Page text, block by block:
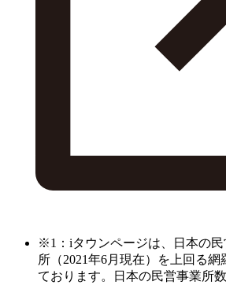
※1：iタウンページは、日本の民
所（2021年6月現在）を上回る
ております。日本の民営事業所